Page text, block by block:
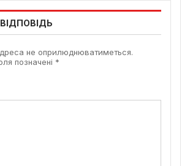
не оприлюднюватиметься.
позначені *